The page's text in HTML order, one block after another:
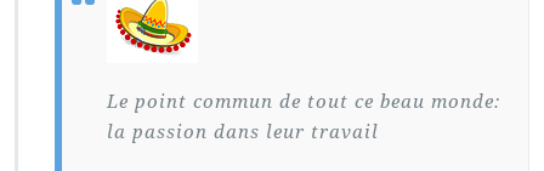
Le point commun de tout ce beau monde:
la passion dans leur travail